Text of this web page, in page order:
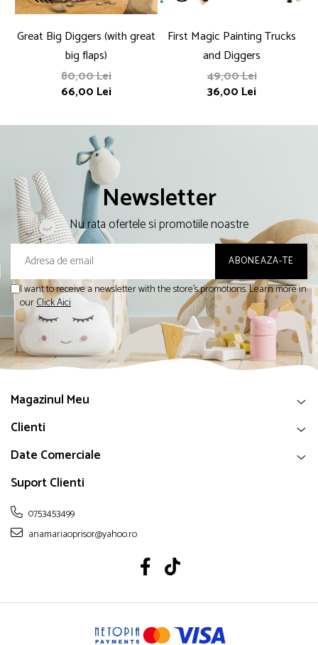
Great Big Diggers (with great
big flaps)
80,00 Lei
66,00 Lei
First Magic Painting Trucks
and Diggers
49,00 Lei
36,00 Lei
Newsletter
Nu rata ofertele si promotiile noastre
I want to receive a newsletter with the store's promotions. Learn more in
ourClick Aici
Magazinul Meu
Clienti
Date Comerciale
Suport Clienti
0753453499
anamariaoprisor@yahoo.ro